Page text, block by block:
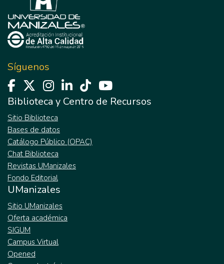
Síguenos
Biblioteca y Centro de Recursos
Sitio Biblioteca
Bases de datos
Catálogo Público (OPAC)
Chat Biblioteca
Revistas UManizales
Fondo Editorial
UManizales
Sitio UManizales
Oferta académica
SIGUM
Campus Virtual
Opened